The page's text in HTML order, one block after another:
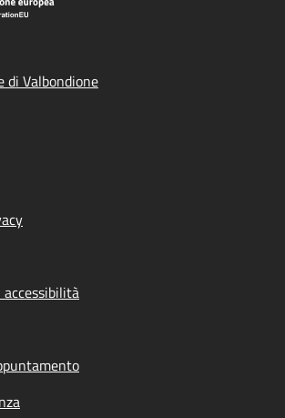
di Valbondione